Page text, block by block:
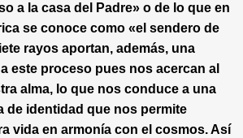
a la casa del Padre» o de lo que en
se conoce como «el sendero de
rayos aportan, además, una
este proceso pues nos acercan al
alma, lo que nos conduce a una
de identidad que nos permite
vida en armonía con el cosmos. Así